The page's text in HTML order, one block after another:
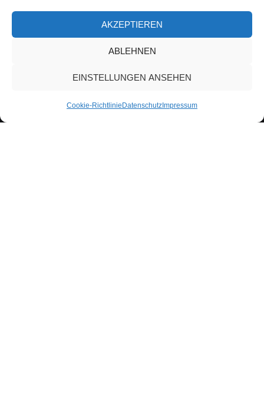
AKZEPTIEREN
ABLEHNEN
EINSTELLUNGEN ANSEHEN
Cookie-Richtlinie Datenschutz Impressum